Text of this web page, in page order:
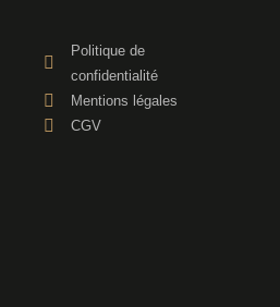
Politique de
confidentialité
Mentions légales
CGV